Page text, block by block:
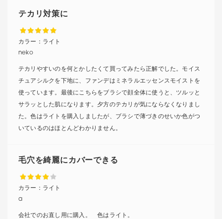
テカリ対策に
neko
カラー： ライト
テカリやすいのを何とかしたくて買ってみたら正解でした。モイス
チュアシルクを下地に、ファンデはミネラルエッセンスモイストを
使っています。最後にこちらをブラシで顔全体に使うと、ツルッと
サラッとした肌になります。夕方のテカリが気にならなくなりまし
た。色はライトを購入しましたが、ブラシで薄づきのせいか色がつ
いているのはほとんどわかりません。
毛穴を綺麗にカバーできる
a
カラー： ライト
会社でのお直し用に購入。 色はライト。